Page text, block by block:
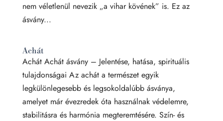
nem véletlenül nevezik „a vihar kövének” is. Ez az
ásvány...
Achát
Achát Achát ásvány – Jelentése, hatása, spirituális
tulajdonságai Az achát a természet egyik
legkülönlegesebb és legsokoldalúbb ásványa,
amelyet már évezredek óta használnak védelemre,
stabilitásra és harmónia megteremtésére. Szín- és